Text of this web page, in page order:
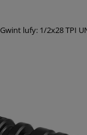
Gwint lufy: 1/2x28 TPI